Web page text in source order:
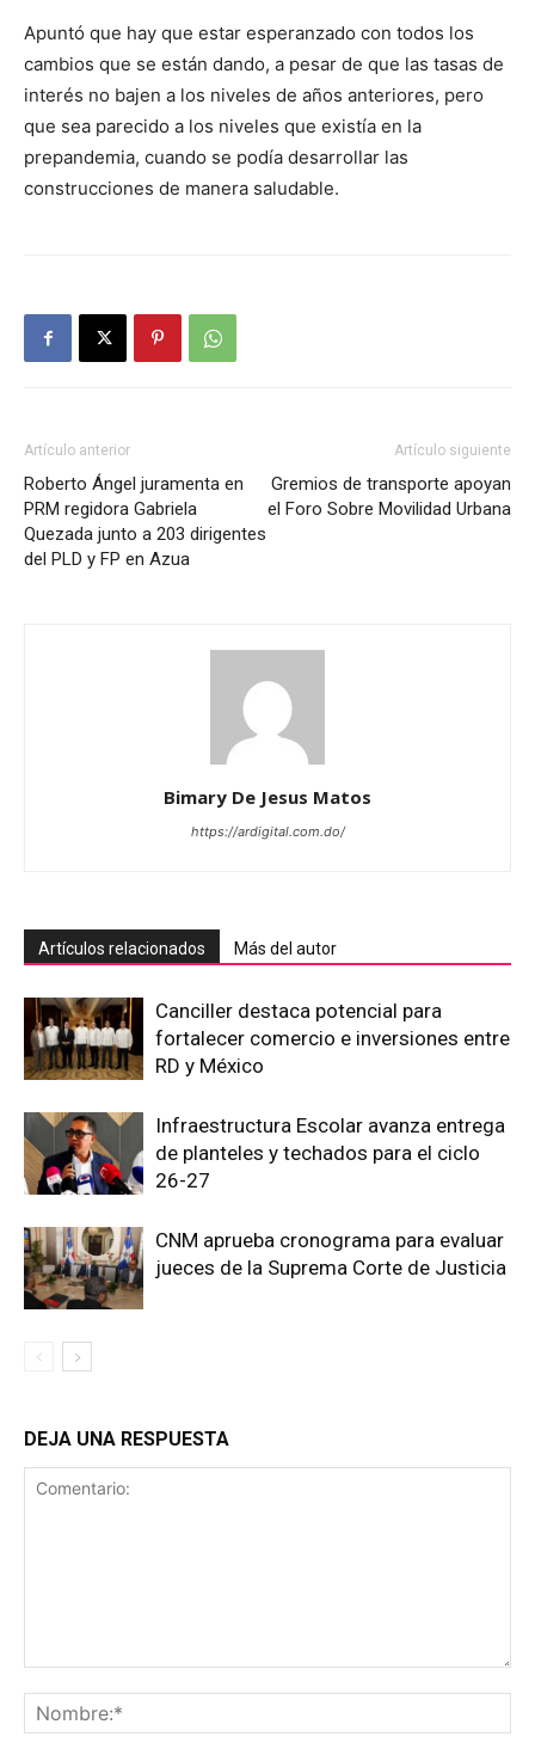
Apuntó que hay que estar esperanzado con todos los
cambios que se están dando, a pesar de que las tasas de
interés no bajen a los niveles de años anteriores, pero
que sea parecido a los niveles que existía en la
prepandemia, cuando se podía desarrollar las
construcciones de manera saludable.
Artículo anterior
Roberto Ángel juramenta en
PRM regidora Gabriela
Quezada junto a 203 dirigentes
del PLD y FP en Azua
Artículo siguiente
Gremios de transporte apoyan
el Foro Sobre Movilidad Urbana
Bimary De Jesus Matos
https://ardigital.com.do/
Artículos relacionados Más del autor
Canciller destaca potencial para
fortalecer comercio e inversiones entre
RD y México
Infraestructura Escolar avanza entrega
de planteles y techados para el ciclo
26-27
CNM aprueba cronograma para evaluar
jueces de la Suprema Corte de Justicia
DEJA UNA RESPUESTA